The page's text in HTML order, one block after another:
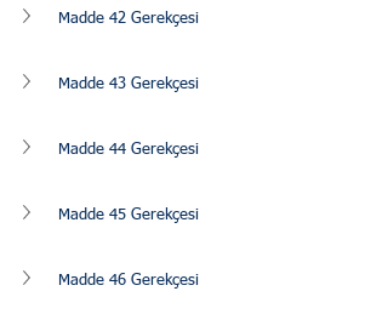
Madde 42 Gerekçesi
Madde 43 Gerekçesi
Madde 44 Gerekçesi
Madde 45 Gerekçesi
Madde 46 Gerekçesi